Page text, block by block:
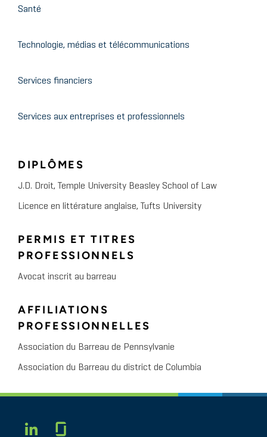
Santé
Technologie, médias et télécommunications
Services financiers
Services aux entreprises et professionnels
DIPLÔMES
J.D. Droit, Temple University Beasley School of Law
Licence en littérature anglaise, Tufts University
PERMIS ET TITRES
PROFESSIONNELS
Avocat inscrit au barreau
AFFILIATIONS
PROFESSIONNELLES
Association du Barreau de Pennsylvanie
Association du Barreau du district de Columbia
LINKEDIN